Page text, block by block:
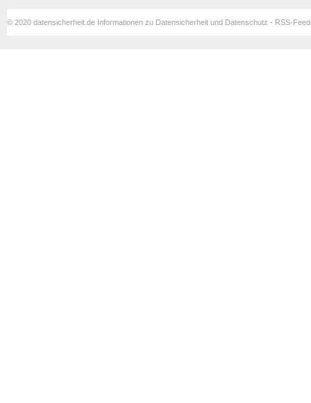
© 2020 datensicherheit.de Informationen zu Datensicherheit und Datenschutz - RSS-